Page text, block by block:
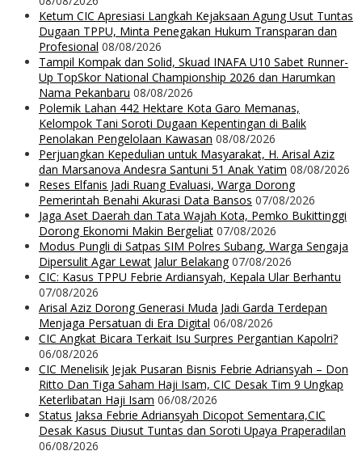
Ketum CIC Apresiasi Langkah Kejaksaan Agung Usut Tuntas
Dugaan TPPU, Minta Penegakan Hukum Transparan dan
Profesional 08/08/2026
Tampil Kompak dan Solid, Skuad INAFA U10 Sabet Runner-
Up TopSkor National Championship 2026 dan Harumkan
Nama Pekanbaru 08/08/2026
Polemik Lahan 442 Hektare Kota Garo Memanas,
Kelompok Tani Soroti Dugaan Kepentingan di Balik
Penolakan Pengelolaan Kawasan 08/08/2026
Perjuangkan Kepedulian untuk Masyarakat, H. Arisal Aziz
dan Marsanova Andesra Santuni 51 Anak Yatim 08/08/2026
Reses Elfanis Jadi Ruang Evaluasi, Warga Dorong
Pemerintah Benahi Akurasi Data Bansos 07/08/2026
Jaga Aset Daerah dan Tata Wajah Kota, Pemko Bukittinggi
Dorong Ekonomi Makin Bergeliat 07/08/2026
Modus Pungli di Satpas SIM Polres Subang, Warga Sengaja
Dipersulit Agar Lewat Jalur Belakang 07/08/2026
CIC: Kasus TPPU Febrie Ardiansyah, Kepala Ular Berhantu
07/08/2026
Arisal Aziz Dorong Generasi Muda Jadi Garda Terdepan
Menjaga Persatuan di Era Digital 06/08/2026
CIC Angkat Bicara Terkait Isu Surpres Pergantian Kapolri?
06/08/2026
CIC Menelisik Jejak Pusaran Bisnis Febrie Adriansyah – Don
Ritto Dan Tiga Saham Haji Isam, CIC Desak Tim 9 Ungkap
Keterlibatan Haji Isam 06/08/2026
Status Jaksa Febrie Adriansyah Dicopot Sementara,CIC
Desak Kasus Diusut Tuntas dan Soroti Upaya Praperadilan
06/08/2026